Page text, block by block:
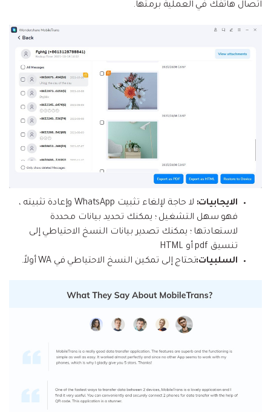
اتصال هاتفك في العملية برمتها.
الايجابيات:
لا حاجة لإلغاء تثبيت WhatsApp وإعادة تثبيته ،
فهو سهل التشغيل ؛ يمكنك تحديد بيانات محددة
لاستعادتها ؛ يمكنك تصدير بيانات النسخ الاحتياطي إلى
تنسيق pdf أو HTML
السلبيات:تحتاج إلى تمكين النسخ الاحتياطي في WA أولاً.